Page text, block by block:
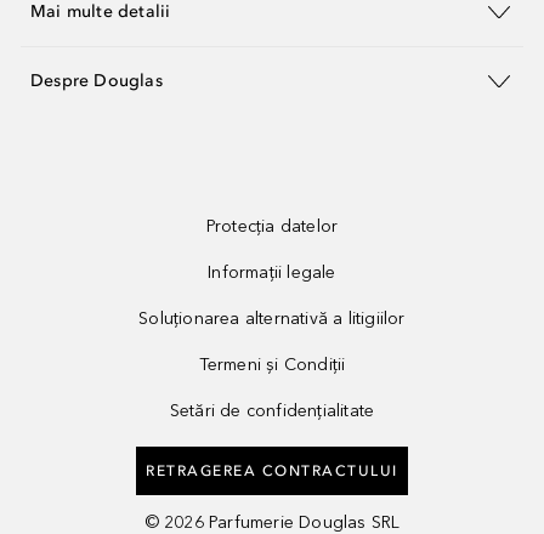
Mai multe detalii
Despre Douglas
Protecția datelor
Informații legale
Soluționarea alternativă a litigiilor
Termeni și Condiții
Setări de confidențialitate
RETRAGEREA CONTRACTULUI
© 2026 Parfumerie Douglas SRL